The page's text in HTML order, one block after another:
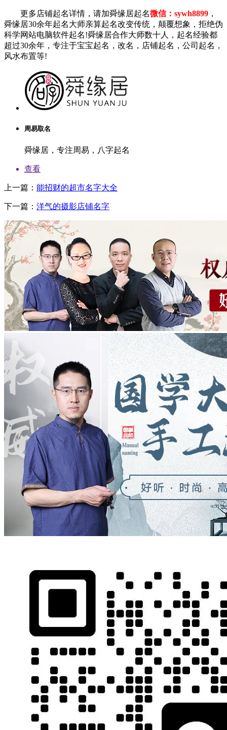
更多店铺起名详情，请加舜缘居起名微信：sywh8899 ，
舜缘居30余年起名大师亲算起名改变传统，颠覆想象，拒绝伪
科学网站电脑软件起名!舜缘居合作大师数十人，起名经验都
超过30余年，专注于宝宝起名，改名，店铺起名，公司起名，
风水布置等!
周易取名
舜缘居，专注周易，八字起名
查看
上一篇： 能招财的超市名字大全
下一篇： 洋气的摄影店铺名字